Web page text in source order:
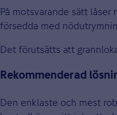
På motsvarande sätt
försedda med
Det förutsätts att
Rekommenderad
Den enklaste och mest